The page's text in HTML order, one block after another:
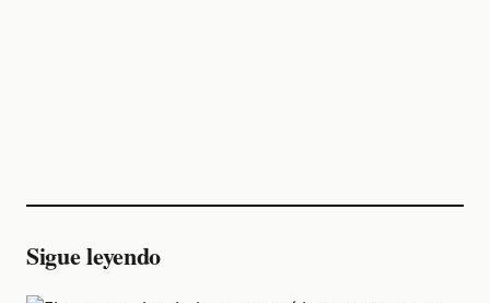
Sigue leyendo